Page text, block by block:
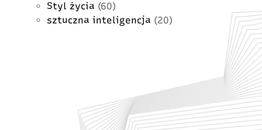
Styl życia (60)
sztuczna inteligencja (20)